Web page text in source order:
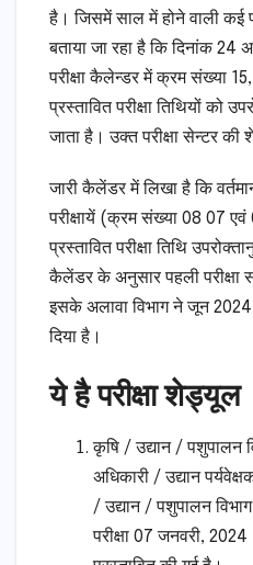
है। जिसमें साल में होने वाली कई
बताया जा रहा है कि दिनांक 24
परीक्षा कैलेन्डर में क्रम संख्या
प्रस्तावित परीक्षा तिथियों को
जाता है। उक्त परीक्षा सेन्टर की
जारी कैलेंडर में लिखा है कि
परीक्षायें (क्रम संख्या 08 07
प्रस्तावित परीक्षा तिथि
कैलेंडर के अनुसार पहली परीक्षा
इसके अलावा विभाग ने जून 2024
दिया है।
ये है परीक्षा शेड्यूल
कृषि / उद्यान / पशुपालन
अधिकारी / उद्यान
/ उद्यान / पशुपालन
परीक्षा 07 जनवरी,